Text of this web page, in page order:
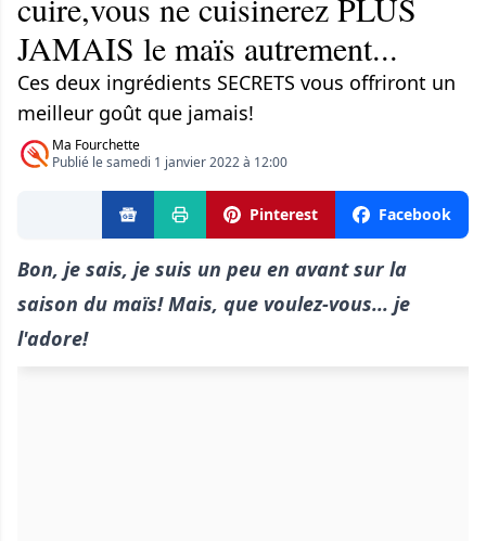
JAMAIS le maïs autrement...
Ces deux ingrédients SECRETS vous offriront un
meilleur goût que jamais!
Ma Fourchette
Publié le samedi 1 janvier 2022 à 12:00
Pinterest Facebook
Bon, je sais, je suis un peu en avant sur la
saison du maïs! Mais, que voulez-vous... je
l'adore!